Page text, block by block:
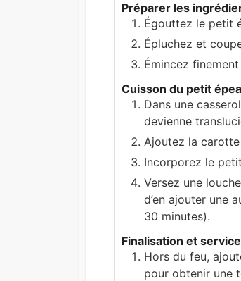
Préparer les
Égouttez le petit
Épluchez et
Émincez finement
Cuisson du petit
Dans une
devienne
Ajoutez la
Incorporez le
Versez une
d’en ajouter une
30 minutes).
Finalisation et service
Hors du feu,
pour obtenir une